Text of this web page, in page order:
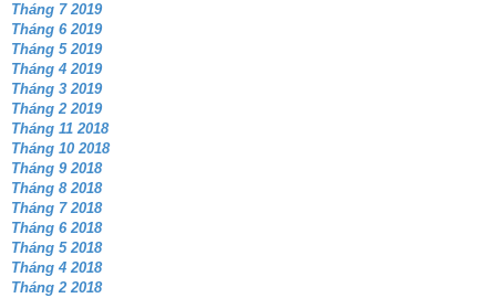
Tháng 7 2019
Tháng 6 2019
Tháng 5 2019
Tháng 4 2019
Tháng 3 2019
Tháng 2 2019
Tháng 11 2018
Tháng 10 2018
Tháng 9 2018
Tháng 8 2018
Tháng 7 2018
Tháng 6 2018
Tháng 5 2018
Tháng 4 2018
Tháng 2 2018